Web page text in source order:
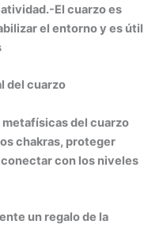
-El cuarzo es
el entorno y es útil
del cuarzo
del cuarzo
chakras, proteger
con los niveles
un regalo de la